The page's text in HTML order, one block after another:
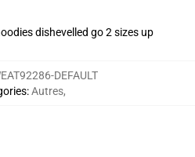
dishevelled go 2 sizes up
DEFAULT
:Autres,